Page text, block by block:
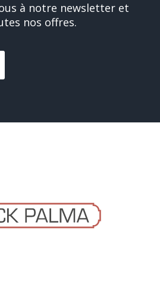
à notre newsletter et
nos offres.